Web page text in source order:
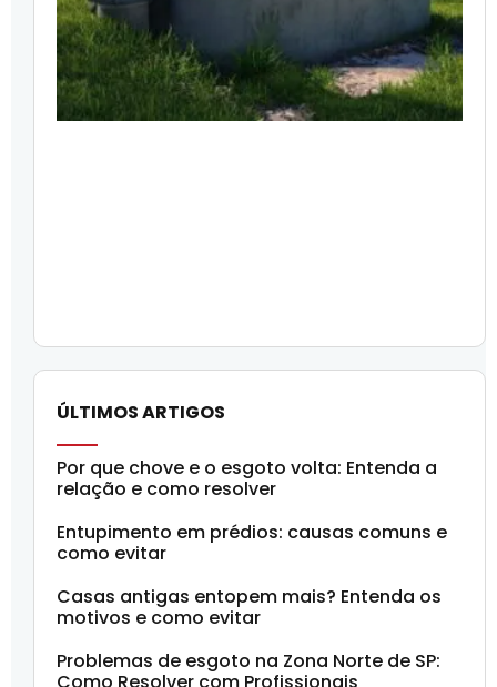
ÚLTIMOS ARTIGOS
Por que chove e o esgoto volta: Entenda a
relação e como resolver
Entupimento em prédios: causas comuns e
como evitar
Casas antigas entopem mais? Entenda os
motivos e como evitar
Problemas de esgoto na Zona Norte de SP: